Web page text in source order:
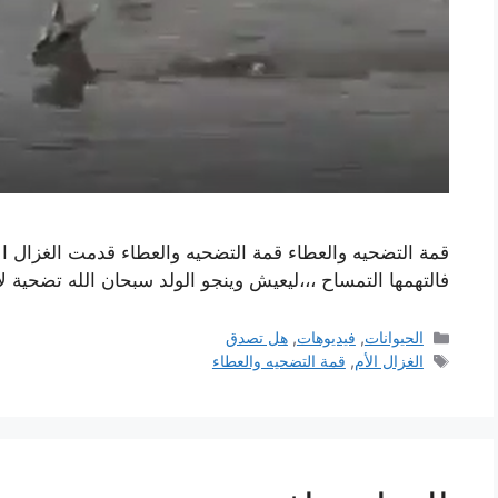
قمة التضحيه والعطاء قمة التضحيه والعطاء قدمت الغزال
فالتهمها التمساح ،،،ليعيش وينجو الولد سبحان الله
التصنيفات
الحيوانات, فيديوهات,هل تصدق
الوسوم
الغزال الأم, قمة التضحيه والعطاء